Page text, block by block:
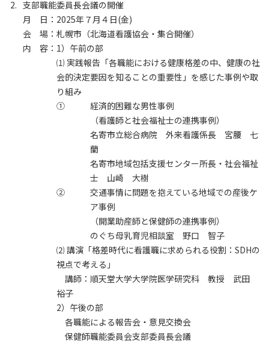
支部職能委員長会議の開催
月 日： 2025年７月４日(金)
会 場： 札幌市（北海道看護協会・集合開催）
内 容： 1）午前の部
⑴ 実践報告「各職能における健康格差の中、健康の社
会的決定要因を知ることの重要性」を感じた事例や取
り組み
①
経済的困難な男性事例
（看護師と社会福祉士の連携事例）
名寄市立総合病院 外来看護係長 宮腰 七
蘭
名寄市地域包括支援センター所長・社会福祉
士 山崎 大樹
②
交通事情に問題を抱えている地域での産後ケ
ア事例
（開業助産師と保健師の連携事例）
のぐち母乳育児相談室 野口 智子
⑵ 講演「格差時代に看護職に求められる役割：SDHの
視点で考える」
講師：順天堂大学大学院医学研究科 教授 武田
裕子
2）午後の部
各職能による報告会・意見交換会
保健師職能委員会支部委員長会議